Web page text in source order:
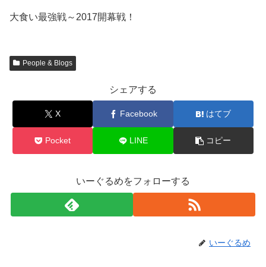
大食い最強戦～2017開幕戦！
People & Blogs
シェアする
X Facebook はてブ
Pocket LINE コピー
いーぐるめをフォローする
いーぐるめ